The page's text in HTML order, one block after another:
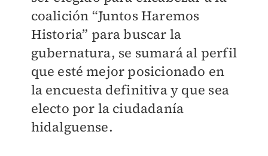
coalición “Juntos Haremos
Historia” para buscar la
gubernatura, se sumará al perfil
que esté mejor posicionado en
la encuesta definitiva y que sea
electo por la ciudadanía
hidalguense.